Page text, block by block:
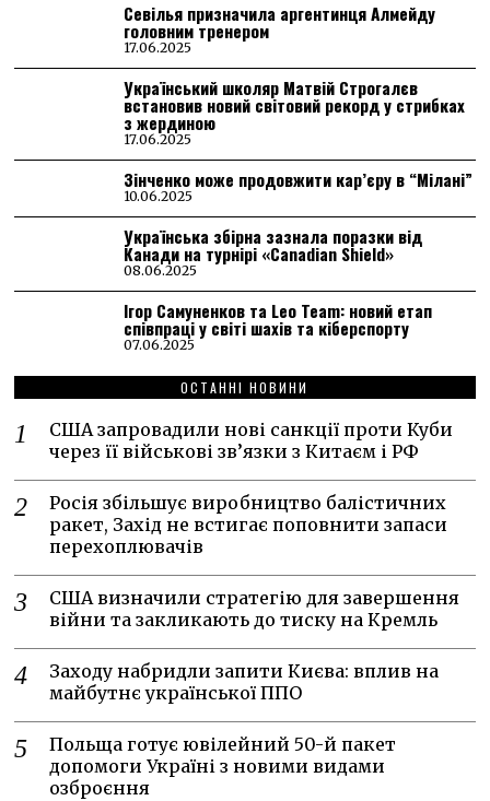
Севілья призначила аргентинця Алмейду
головним тренером
17.06.2025
Український школяр Матвій Строгалєв
встановив новий світовий рекорд у стрибках
з жердиною
17.06.2025
Зінченко може продовжити кар’єру в “Мілані”
10.06.2025
Українська збірна зазнала поразки від
Канади на турнірі «Canadian Shield»
08.06.2025
Ігор Самуненков та Leo Team: новий етап
співпраці у світі шахів та кіберспорту
07.06.2025
ОСТАННІ НОВИНИ
США запровадили нові санкції проти Куби
через її військові зв’язки з Китаєм і РФ
Росія збільшує виробництво балістичних
ракет, Захід не встигає поповнити запаси
перехоплювачів
США визначили стратегію для завершення
війни та закликають до тиску на Кремль
Заходу набридли запити Києва: вплив на
майбутнє української ППО
Польща готує ювілейний 50-й пакет
допомоги Україні з новими видами
озброєння